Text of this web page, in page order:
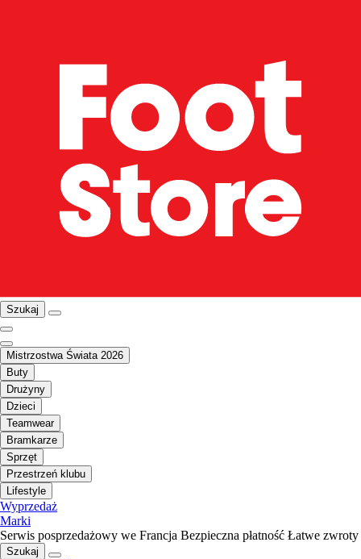
Szukaj
Mistrzostwa Świata 2026
Buty
Drużyny
Dzieci
Teamwear
Bramkarze
Sprzęt
Przestrzeń klubu
Lifestyle
Wyprzedaż
Marki
Serwis posprzedażowy we Francja Bezpieczna płatność Łatwe zwroty
Szukaj